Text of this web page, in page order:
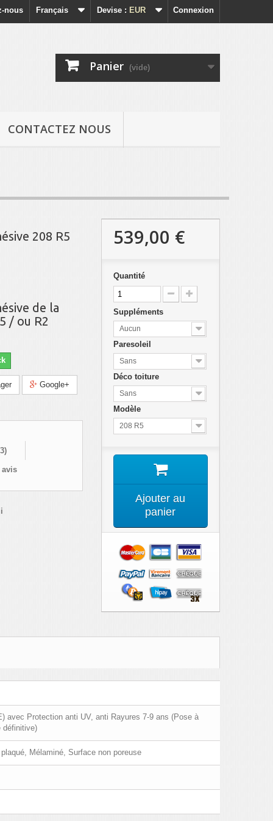
Connexion
Devise : EUR
Français
nous
Panier (vide)
CONTACTEZ NOUS
208 R5
de la
/ ou R2
Google+
3)
539,00 €
Quantité
Suppléments
Aucun
Paresoleil
Sans
Déco toiture
Sans
Modèle
208 R5
Ajouter au
panier
avec Protection anti UV, anti Rayures 7-9 ans (Pose à
définitive)
Mélaminé, Surface non poreuse